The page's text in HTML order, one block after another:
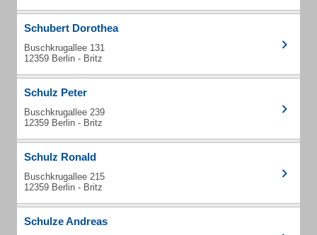
Schubert Dorothea
Buschkrugallee 131
12359 Berlin - Britz
Schulz Peter
Buschkrugallee 239
12359 Berlin - Britz
Schulz Ronald
Buschkrugallee 215
12359 Berlin - Britz
Schulze Andreas